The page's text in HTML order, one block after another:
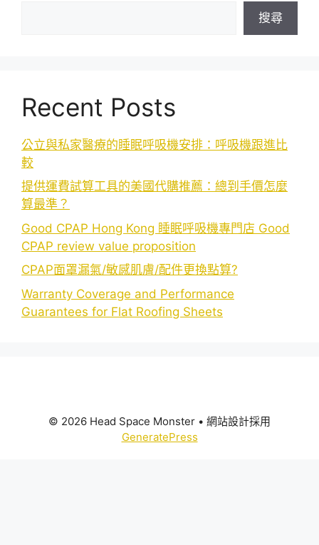
搜尋
Recent Posts
公立與私家醫療的睡眠呼吸機安排：呼吸機跟進比
較
提供運費試算工具的美國代購推薦：總到手價怎麼
算最準？
Good CPAP Hong Kong 睡眠呼吸機專門店 Good
CPAP review value proposition
CPAP面罩漏氣/敏感肌膚/配件更換點算?
Warranty Coverage and Performance
Guarantees for Flat Roofing Sheets
© 2026 Head Space Monster • 網站設計採用
GeneratePress